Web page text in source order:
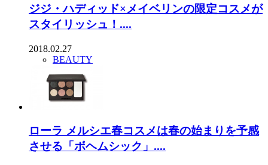
ジジ・ハディッド×メイベリンの限定コスメが
スタイリッシュ！....
2018.02.27
BEAUTY
ローラ メルシエ春コスメは春の始まりを予感
させる「ボヘムシック」....